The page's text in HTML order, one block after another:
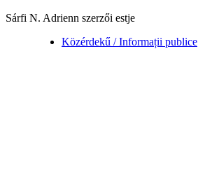
Sárfi N. Adrienn szerzői estje
Közérdekű / Informații publice